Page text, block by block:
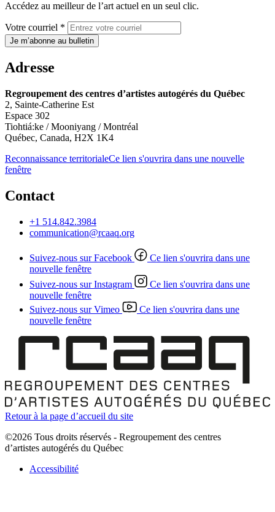
Accédez au meilleur de l’art actuel en un seul clic.
Votre courriel *
Je m’abonne au bulletin
Adresse
Regroupement des centres d’artistes autogérés du Québec
2, Sainte-Catherine Est
Espace 302
Tiohtiá:ke / Mooniyang / Montréal
Québec, Canada, H2X 1K4
Reconnaissance territorialeCe lien s'ouvrira dans une nouvelle
fenêtre
Contact
+1 514.842.3984
communication@rcaaq.org
Suivez-nous sur Facebook
Ce lien s'ouvrira dans une
nouvelle fenêtre
Suivez-nous sur Instagram
Ce lien s'ouvrira dans une
nouvelle fenêtre
Suivez-nous sur Vimeo
Ce lien s'ouvrira dans une
nouvelle fenêtre
Retour à la page d’accueil du site
©2026 Tous droits réservés - Regroupement des centres
d’artistes autogérés du Québec
Accessibilité